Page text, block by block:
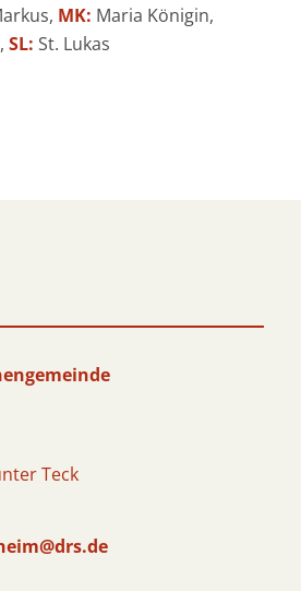
MK: Maria Königin,
SL: St. Lukas
Teck